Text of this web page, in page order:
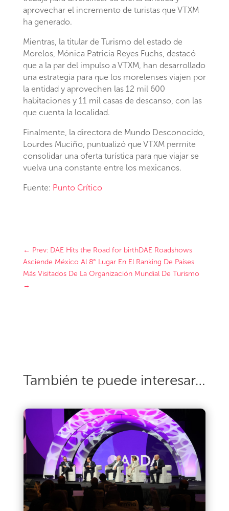
aprovechar el incremento de turistas que VTXM
ha generado.
Mientras, la titular de Turismo del estado de
Morelos, Mónica Patricia Reyes Fuchs, destacó
que a la par del impulso a VTXM, han desarrollado
una estrategia para que los morelenses viajen por
la entidad y aprovechen las 12 mil 600
habitaciones y 11 mil casas de descanso, con las
que cuenta la localidad.
Finalmente, la directora de Mundo Desconocido,
Lourdes Muciño, puntualizó que VTXM permite
consolidar una oferta turística para que viajar se
vuelva una constante entre los mexicanos.
Fuente: Punto Crítico
← Prev: DAE Hits the Road for birthDAE Roadshows
Asciende México Al 8° Lugar En El Ranking De Países
Más Visitados De La Organización Mundial De Turismo
→
También te puede interesar…